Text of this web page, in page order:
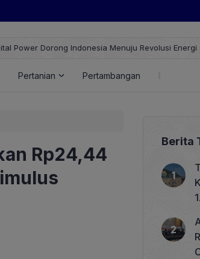
Dorong Indonesia Menuju Revolusi Energi
Pertanian Pertambangan Energi
Rp24,44
Berita